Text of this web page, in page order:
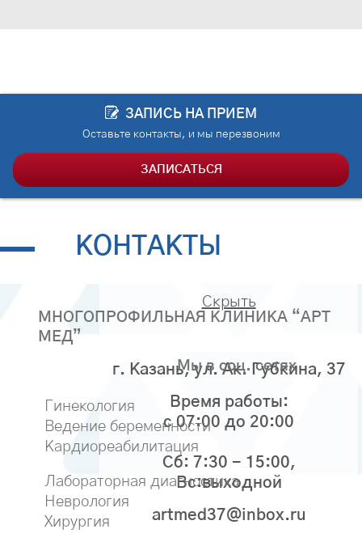
ЗАПИСЬ НА ПРИЕМ
Оставьте контакты, и мы перезвоним
ЗАПИСАТЬСЯ
КОНТАКТЫ
Скрыть
г. Казань, ул. Ак. Губкина, 37
Время работы:
с 07:00 до 20:00
Сб: 7:30 - 15:00,
Вс:выходной
artmed37@inbox.ru
МНОГОПРОФИЛЬНАЯ КЛИНИКА “АРТ
МЕД”
Мы в соц. сетях
Гинекология
Ведение беременности
Кардиореабилитация
Лабораторная диагностика
Неврология
Хирургия